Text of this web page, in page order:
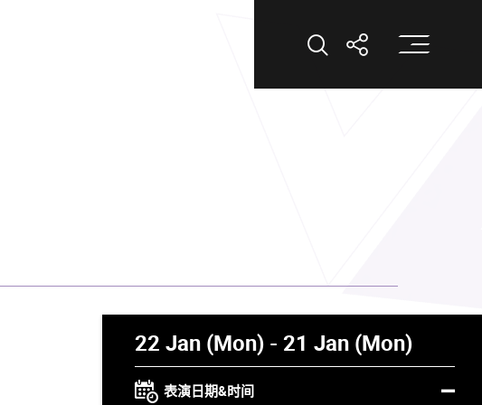
打开搜索打开分享打
22 Jan (Mon) - 21 Jan (Mon)
表演日期&时间